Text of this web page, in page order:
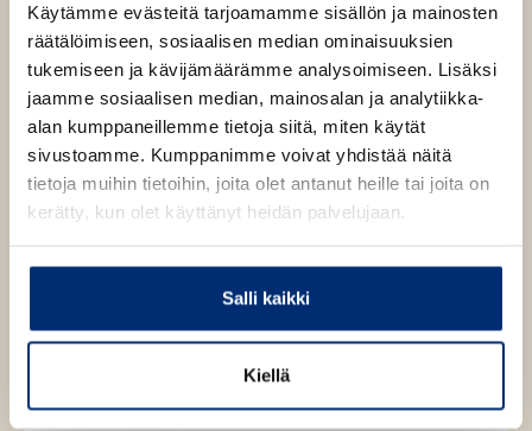
Käytämme evästeitä tarjoamamme sisällön ja mainosten
räätälöimiseen, sosiaalisen median ominaisuuksien
tukemiseen ja kävijämäärämme analysoimiseen. Lisäksi
jaamme sosiaalisen median, mainosalan ja analytiikka-
alan kumppaneillemme tietoja siitä, miten käytät
sivustoamme. Kumppanimme voivat yhdistää näitä
tietoja muihin tietoihin, joita olet antanut heille tai joita on
kerätty, kun olet käyttänyt heidän palvelujaan.
Salli kaikki
Kiellä